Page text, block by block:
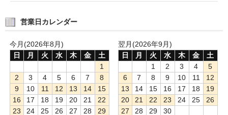
営業日カレンダー
今月(2026年8月)
日
月 火 水 木 金
土
1
2
3 4 5 6 7
8
9
10 11 12 13 14
15
16
17 18 19 20 21
22
23
24 25 26 27 28
29
翌月(2026年9月)
日
月 火 水 木 金
土
1
2 3 4
5
6
7 8 9 10 11
12
13
14 15 16 17 18
19
20
21 22 23 24 25
26
27
28 29
30